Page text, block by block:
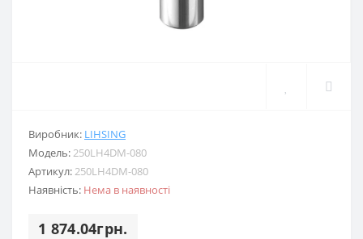
Виробник: LIHSING
Модель:250LH4DM-080
Артикул:250LH4DM-080
Наявність: Нема в наявності
1 874.04грн.